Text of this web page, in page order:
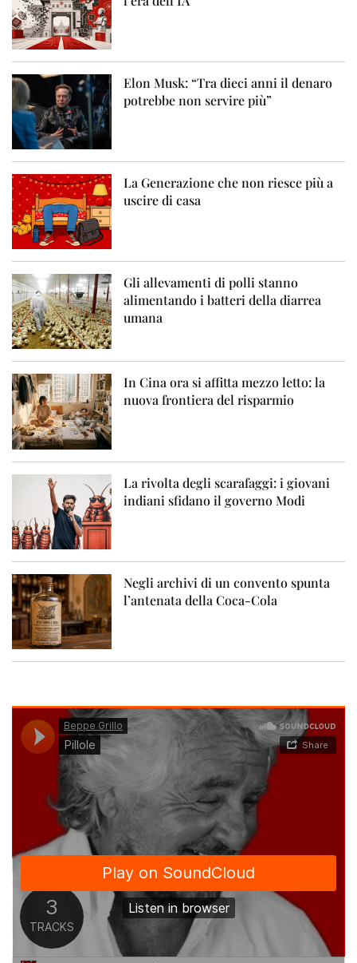
Elon Musk: “Tra dieci anni il denaro
potrebbe non servire più”
La Generazione che non riesce più a
uscire di casa
Gli allevamenti di polli stanno
alimentando i batteri della diarrea
umana
In Cina ora si affitta mezzo letto: la
nuova frontiera del risparmio
La rivolta degli scarafaggi: i giovani
indiani sfidano il governo Modi
Negli archivi di un convento spunta
l’antenata della Coca-Cola